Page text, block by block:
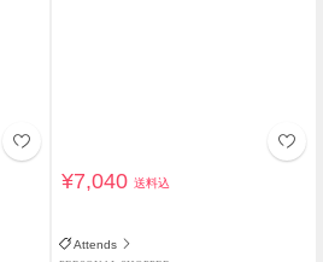
¥7,040送料込
Attends